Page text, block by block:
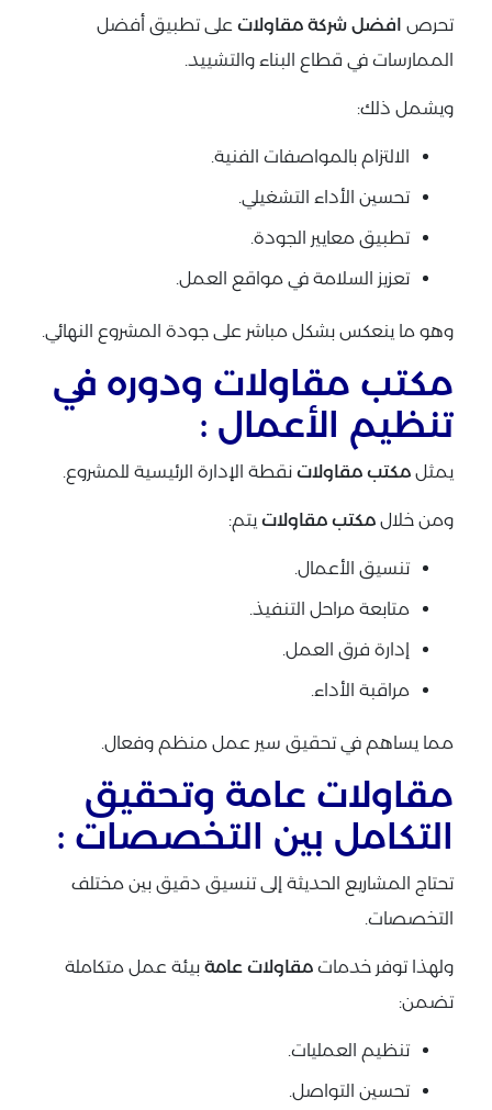
تحرص افضل شركة مقاولات على تطبيق أفضل
الممارسات في قطاع البناء والتشييد.
ويشمل ذلك:
الالتزام بالمواصفات الفنية.
تحسين الأداء التشغيلي.
تطبيق معايير الجودة.
تعزيز السلامة في مواقع العمل.
وهو ما ينعكس بشكل مباشر على جودة المشروع النهائي.
مكتب مقاولات ودوره في
تنظيم الأعمال :
يمثل مكتب مقاولات نقطة الإدارة الرئيسية للمشروع.
ومن خلال مكتب مقاولات يتم:
تنسيق الأعمال.
متابعة مراحل التنفيذ.
إدارة فرق العمل.
مراقبة الأداء.
مما يساهم في تحقيق سير عمل منظم وفعال.
مقاولات عامة وتحقيق
التكامل بين التخصصات :
تحتاج المشاريع الحديثة إلى تنسيق دقيق بين مختلف
التخصصات.
ولهذا توفر خدمات مقاولات عامة بيئة عمل متكاملة
تضمن:
تنظيم العمليات.
تحسين التواصل.